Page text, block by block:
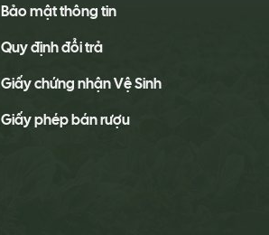
Bảo mật thông tin
Quy định đổi trả
Giấy chứng nhận Vệ Sinh
Giấy phép bán rượu